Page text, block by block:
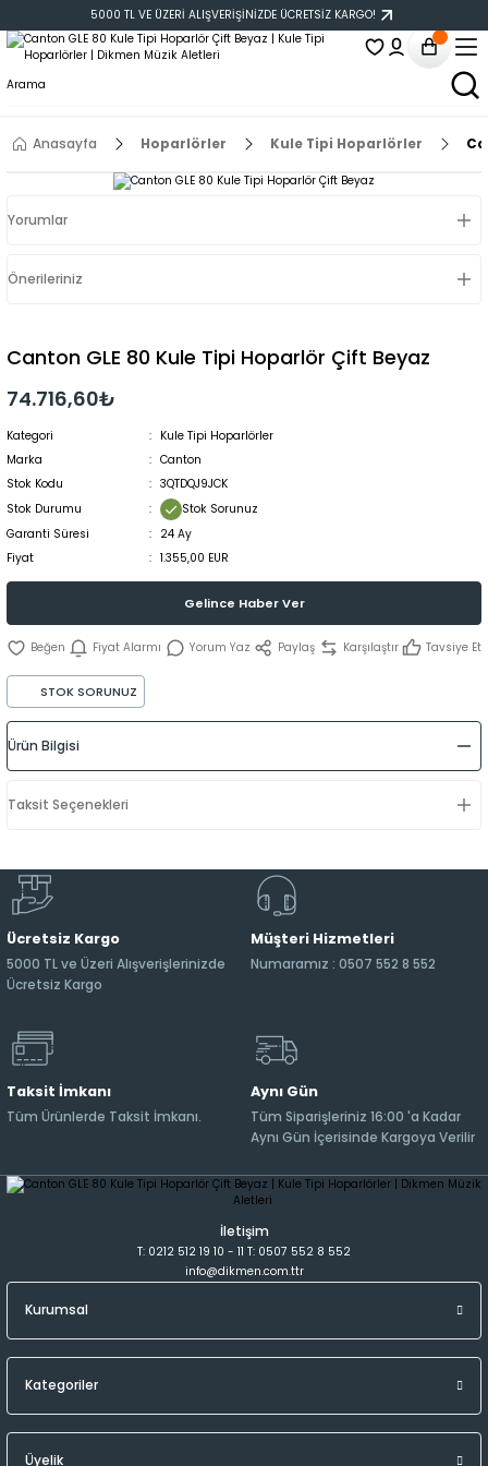
5000 TL VE ÜZERİ ALIŞVERİŞİNİZDE ÜCRETSİZ KARGO!
Anasayfa Hoparlörler Kule Tipi Hoparlörler
Yorumlar
Önerileriniz
Canton GLE 80 Kule Tipi Hoparlör Çift Beyaz
74.716,60₺
Kategori
Kule Tipi Hoparlörler
Marka
Canton
Stok Kodu
3QTDQJ9JCK
Stok Durumu
Stok Sorunuz
Garanti Süresi
24 Ay
Fiyat
1.355,00 EUR
Gelince Haber Ver
Fiyat Alarmı Yorum Yaz Paylaş Karşılaştır Tavsiye Et
STOK SORUNUZ
Ürün Bilgisi
Taksit Seçenekleri
Ücretsiz Kargo
5000 TL ve Üzeri Alışverişlerinizde
Ücretsiz Kargo
Müşteri Hizmetleri
Numaramız : 0507 552 8 552
Taksit İmkanı
Tüm Ürünlerde Taksit İmkanı.
Aynı Gün
Tüm Siparişleriniz 16:00 'a Kadar
Aynı Gün İçerisinde Kargoya Verilir
İletişim
T: 0212 512 19 10 - 11 T: 0507 552 8 552
info@dikmen.com.ttr
Kurumsal
Kategoriler
Üyelik